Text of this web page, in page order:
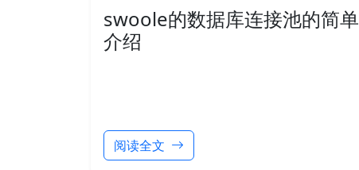
swoole的数据库连接池的简单
介绍
阅读全文